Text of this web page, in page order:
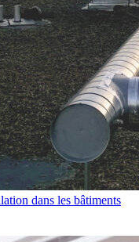
dans les bâtiments